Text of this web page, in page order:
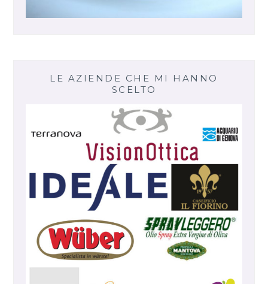
LE AZIENDE CHE MI HANNO
SCELTO